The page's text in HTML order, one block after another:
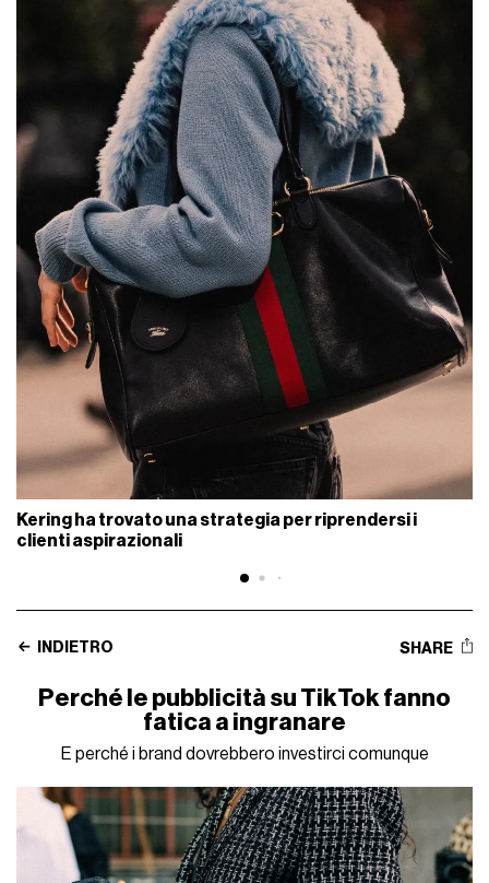
Kering ha trovato una strategia per riprendersi i
clienti aspirazionali
INDIETRO SHARE
Perché le pubblicità su TikTok fanno
fatica a ingranare
E perché i brand dovrebbero investirci comunque